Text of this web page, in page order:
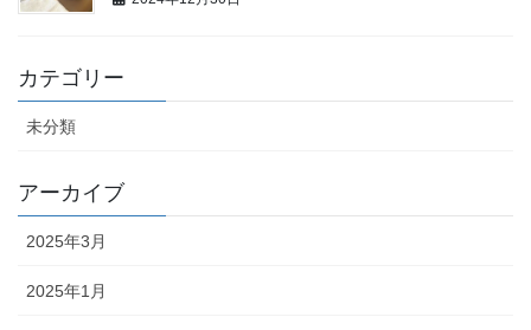
カテゴリー
未分類
アーカイブ
2025年3月
2025年1月